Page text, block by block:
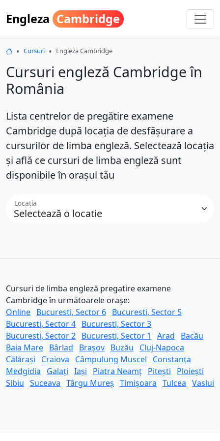
Engleza Cambridge
Engleza Cambridge
Cursuri Engleza Cambridge
Cursuri engleză Cambridge în
România
Lista centrelor de pregătire examene
Cambridge după locația de desfășurare a
cursurilor de limba engleză. Selectează locația
și află ce cursuri de limba engleză sunt
disponibile în orașul tău
Locația
Cursuri de limba engleză pregatire examene
Cambridge în următoarele orașe:
Online Bucuresti, Sector 6 Bucuresti, Sector 5
Bucuresti, Sector 4 Bucuresti, Sector 3
Bucuresti, Sector 2 Bucuresti, Sector 1 Arad
Bacău
Baia Mare Bârlad Brașov Buzău
Cluj-Napoca
Călărași
Craiova Câmpulung Muscel
Constanța
Medgidia
Galați Iași Piatra Neamț Pitești
Ploiești
Sibiu Suceava Târgu Mureș Timișoara Tulcea Vaslui